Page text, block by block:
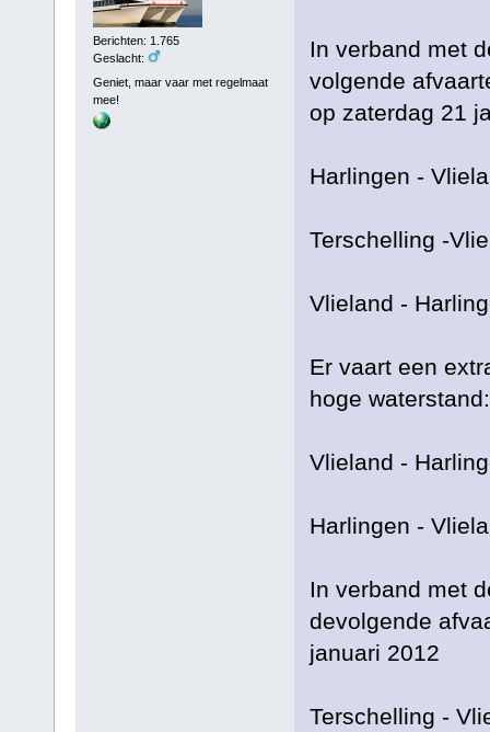
Berichten: 1.765
Geslacht:
Geniet, maar vaar met regelmaat
mee!
In verband met
volgende
op zaterdag 21
Harlingen -
Terschelling -
Vlieland -
Er vaart een
hoge waterstand:
Vlieland -
Harlingen -
In verband met
devolgende
januari 2012
Terschelling -